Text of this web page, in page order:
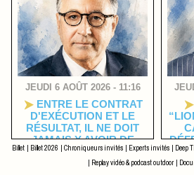
JEUDI 6 AOÛT 2026 - 11:16
ENTRE LE CONTRAT
D'EXÉCUTION ET LE
RÉSULTAT, IL NE DOIT
JAMAIS Y AVOIR DE
ZONE D'OMBRE
Billet | Billet 2026 | Chroniqueurs invités | Experts invités | Deep
| Replay vidéo & podcast outdoor |